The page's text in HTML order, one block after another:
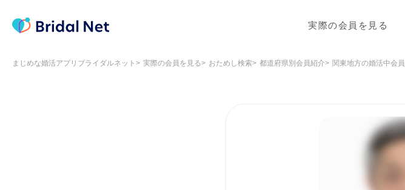
実際の会員を見る
まじめな婚活アプリブライダルネット 実際の会員を見る おためし検索 都道府県別会員紹介 関東地方の婚活中会員